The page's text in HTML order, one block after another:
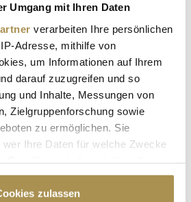
Umgang mit Ihren Daten
verarbeiten Ihre persönlichen
Adresse, mithilfe von
um Informationen auf Ihrem
darauf zuzugreifen und so
und Inhalte, Messungen von
Zielgruppenforschung sowie
zu ermöglichen. Sie
Ihre Daten für welche Zwecke
durch Klicken auf das Privacy
oder widerrufen
zulassen